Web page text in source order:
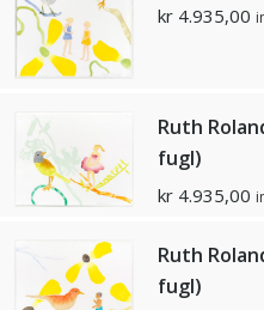
kr 4.935,00
Ruth
fugl)
kr 4.935,00
Ruth
fugl)